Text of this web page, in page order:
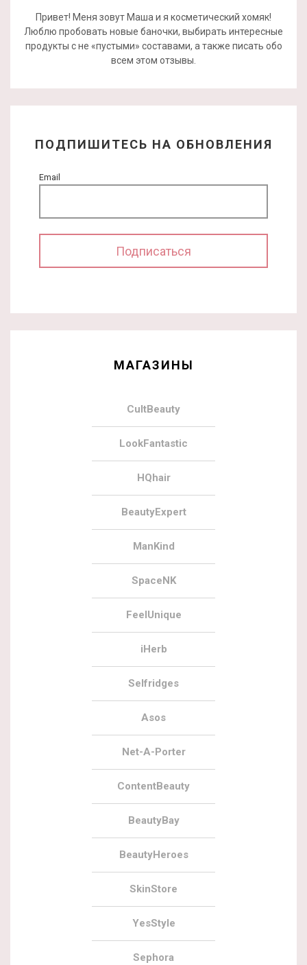
Привет! Меня зовут Маша и я косметический хомяк!
Люблю пробовать новые баночки, выбирать интересные
продукты с не «пустыми» составами, а также писать обо
всем этом отзывы.
ПОДПИШИТЕСЬ НА ОБНОВЛЕНИЯ
Email
МАГАЗИНЫ
CultBeauty
LookFantastic
HQhair
BeautyExpert
ManKind
SpaceNK
FeelUnique
iHerb
Selfridges
Asos
Net-A-Porter
ContentBeauty
BeautyBay
BeautyHeroes
SkinStore
YesStyle
Sephora